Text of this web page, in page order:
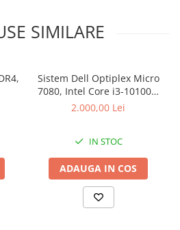
SIMILARE
Sistem Dell Optiplex Micro
7080, Intel Core i3-10100T,
16 GB RAM, 512 GB SSD,
2.000,00 Lei
IN STOC
ADAUGA IN COS